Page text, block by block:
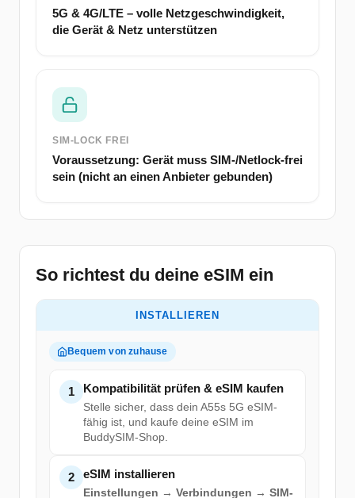
5G & 4G/LTE – volle Netzgeschwindigkeit,
die Gerät & Netz unterstützen
SIM-LOCK FREI
Voraussetzung: Gerät muss SIM-/Netlock-frei
sein (nicht an einen Anbieter gebunden)
So richtest du deine eSIM ein
INSTALLIEREN
Bequem von zuhause
1 Kompatibilität prüfen & eSIM kaufen
Stelle sicher, dass dein A55s 5G eSIM-
fähig ist, und kaufe deine eSIM im
BuddySIM-Shop.
2 eSIM installieren
Einstellungen → Verbindungen → SIM-